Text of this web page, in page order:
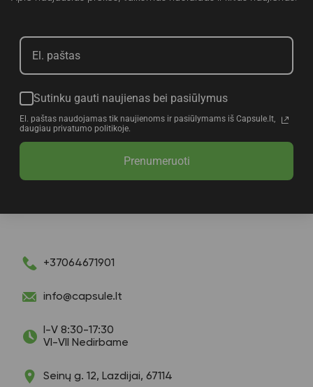
Sutinku gauti naujienas bei pasiūlymus
El. paštas naudojamas tik naujienoms ir pasiūlymams iš Capsule.lt,
daugiau privatumo politikoje.
Prenumeruoti
+37064671901
info@capsule.lt
I-V 8:30-17:30
VI-VII Nedirbame
Seinų g. 12, Lazdijai, 67114